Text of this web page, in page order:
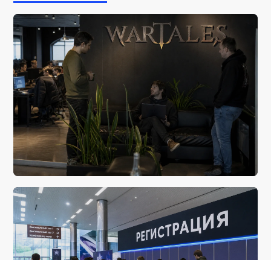
вчера, 22:18
В Wartales стартовало бета-тестирование крупного
обновления с переработкой системы пленников